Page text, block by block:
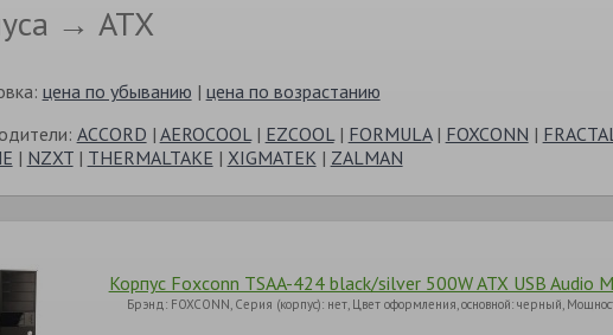
→ ATX
цена по убыванию | цена по возрастанию
ACCORD | AEROCOOL | EZCOOL | FORMULA| FOXCONN |
| NZXT| THERMALTAKE | XIGMATEK | ZALMAN
Корпус Foxconn TSAA-424 black/silver 500W ATX USB Audio
Брэнд: FOXCONN, Серия (корпус): нет, Цвет оформления, основной: черный,